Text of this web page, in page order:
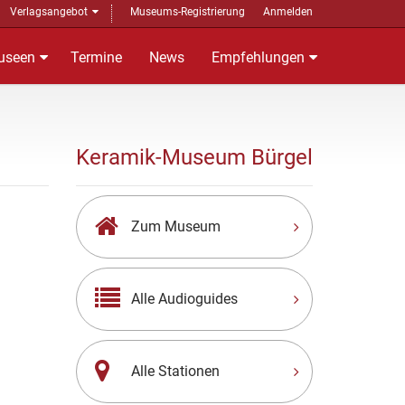
Verlagsangebot Museums-Registrierung Anmelden
Termine News Empfehlungen
Keramik-Museum Bürgel
Zum Museum
Alle Audioguides
Alle Stationen